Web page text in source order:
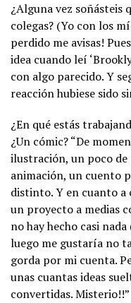
¿Alguna vez
colegas? (Yo con los
perdido me avisas!
idea cuando leí
con algo parecido. Y
reacción hubiese sido
¿En qué estás
¿Un cómic? “De
ilustración, un poco de
animación, un cuento
distinto. Y en cuanto a
un proyecto a medias
no hay hecho casi
luego me gustaría no
gorda por mi cuenta.
unas cuantas ideas
convertidas. Misterio!!”